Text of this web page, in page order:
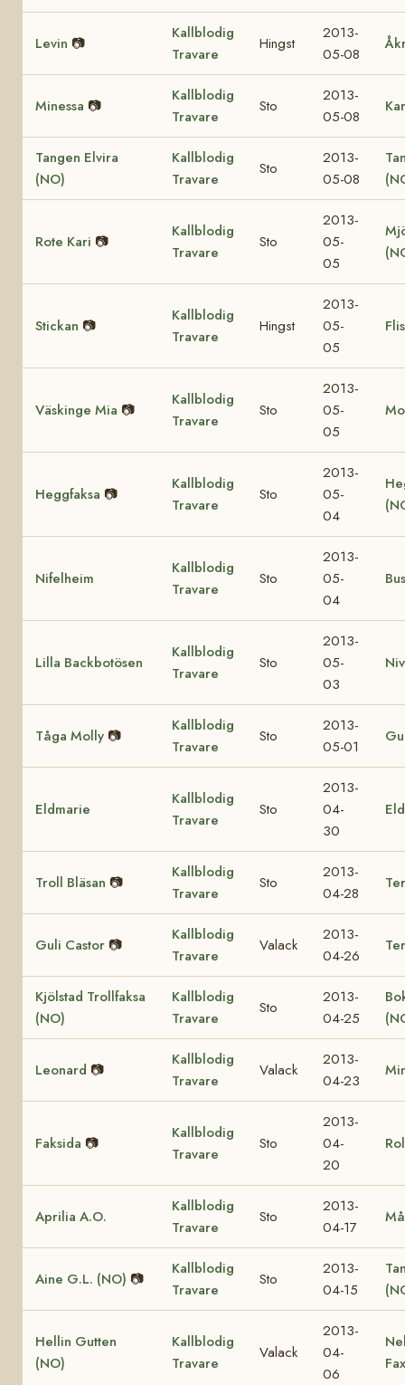
Levin 📷
Kallblodig
Travare
Hingst
2013-
05-08
Minessa 📷
Kallblodig
Travare
Sto
2013-
05-08
Tangen Elvira
(NO)
Kallblodig
Travare
Sto
2013-
05-08
Rote Kari 📷
Kallblodig
Travare
Sto
2013-
05-
05
Stickan 📷
Kallblodig
Travare
Hingst
2013-
05-
05
Väskinge Mia 📷
Kallblodig
Travare
Sto
2013-
05-
05
Heggfaksa 📷
Kallblodig
Travare
Sto
2013-
05-
04
Nifelheim
Kallblodig
Travare
Sto
2013-
05-
04
Lilla Backbotösen
Kallblodig
Travare
Sto
2013-
05-
03
Tåga Molly 📷
Kallblodig
Travare
Sto
2013-
05-01
Eldmarie
Kallblodig
Travare
Sto
2013-
04-
30
Troll Bläsan 📷
Kallblodig
Travare
Sto
2013-
04-28
Guli Castor 📷
Kallblodig
Travare
Valack
2013-
04-26
Kjölstad Trollfaksa
(NO)
Kallblodig
Travare
Sto
2013-
04-25
Leonard 📷
Kallblodig
Travare
Valack
2013-
04-23
Faksida 📷
Kallblodig
Travare
Sto
2013-
04-
20
Aprilia A.O.
Kallblodig
Travare
Sto
2013-
04-17
Aine G.L. (NO) 📷
Kallblodig
Travare
Sto
2013-
04-15
Hellin Gutten
(NO)
Kallblodig
Travare
Valack
2013-
04-
06